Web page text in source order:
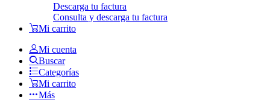
Descarga tu factura
Consulta y descarga tu factura
Mi carrito
Mi cuenta
Buscar
Categorías
Mi carrito
Más